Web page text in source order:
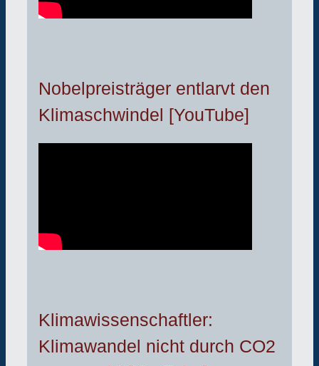
Nobelpreisträger entlarvt den
Klimaschwindel [YouTube]
Klimawissenschaftler:
Klimawandel nicht durch CO2